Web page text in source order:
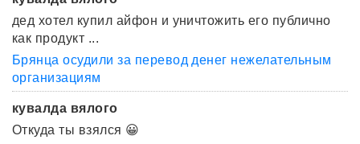
дед хотел купил айфон и уничтожить его публично
как продукт ...
Брянца осудили за перевод денег нежелательным
организациям
кувалда вялого
Откуда ты взялся 😀